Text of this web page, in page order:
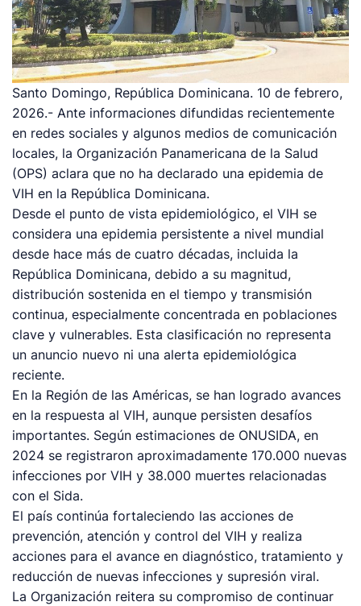
Santo Domingo, República Dominicana. 10 de febrero,
2026.- Ante informaciones difundidas recientemente
en redes sociales y algunos medios de comunicación
locales, la Organización Panamericana de la Salud
(OPS) aclara que no ha declarado una epidemia de
VIH en la República Dominicana.
Desde el punto de vista epidemiológico, el VIH se
considera una epidemia persistente a nivel mundial
desde hace más de cuatro décadas, incluida la
República Dominicana, debido a su magnitud,
distribución sostenida en el tiempo y transmisión
continua, especialmente concentrada en poblaciones
clave y vulnerables. Esta clasificación no representa
un anuncio nuevo ni una alerta epidemiológica
reciente.
En la Región de las Américas, se han logrado avances
en la respuesta al VIH, aunque persisten desafíos
importantes. Según estimaciones de ONUSIDA, en
2024 se registraron aproximadamente 170.000 nuevas
infecciones por VIH y 38.000 muertes relacionadas
con el Sida.
El país continúa fortaleciendo las acciones de
prevención, atención y control del VIH y realiza
acciones para el avance en diagnóstico, tratamiento y
reducción de nuevas infecciones y supresión viral.
La Organización reitera su compromiso de continuar